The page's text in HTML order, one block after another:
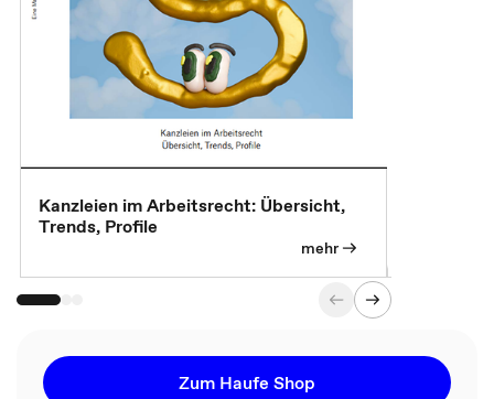
Kanzleien im Arbeitsrecht: Übersicht,
Trends, Profile
mehr
Zum Haufe Shop